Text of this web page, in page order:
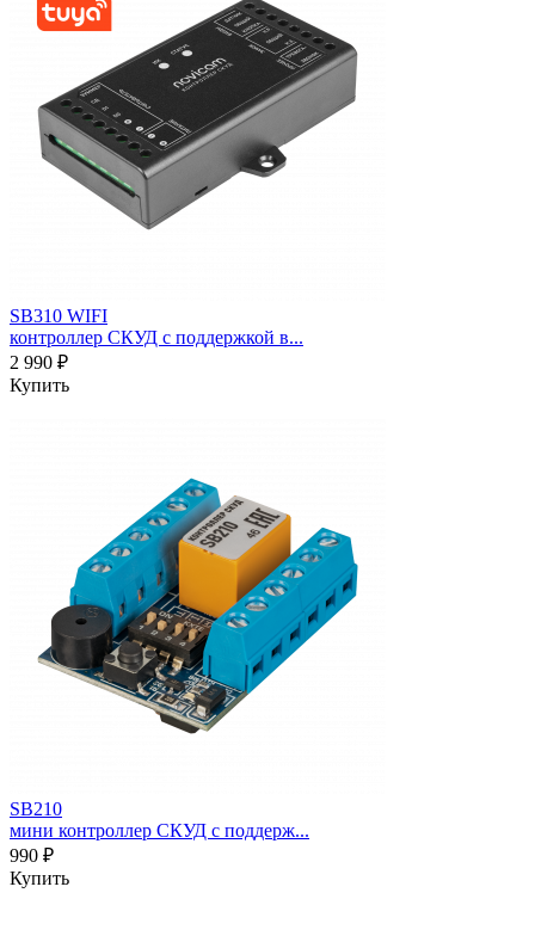
SB310 WIFI
контроллер СКУД с поддержкой в...
2 990 ₽
Купить
SB210
мини контроллер СКУД с поддерж...
990 ₽
Купить